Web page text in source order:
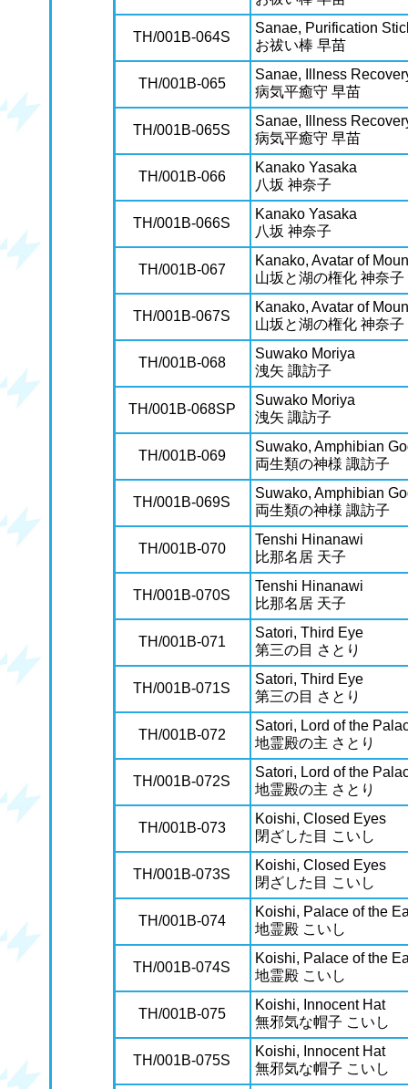
TH/001B-064S
Sanae, Purification
お祓い棒 早苗
TH/001B-065
Sanae, Illness
病気平癒守 早苗
TH/001B-065S
Sanae, Illness
病気平癒守 早苗
TH/001B-066
Kanako Yasaka
八坂 神奈子
TH/001B-066S
Kanako Yasaka
八坂 神奈子
TH/001B-067
Kanako, Avatar of
山坂と湖の権化 神奈子
TH/001B-067S
Kanako, Avatar of
山坂と湖の権化 神奈子
TH/001B-068
Suwako Moriya
洩矢 諏訪子
TH/001B-068SP
Suwako Moriya
洩矢 諏訪子
TH/001B-069
Suwako, Amphibian
両生類の神様 諏訪子
TH/001B-069S
Suwako, Amphibian
両生類の神様 諏訪子
TH/001B-070
Tenshi Hinanawi
比那名居 天子
TH/001B-070S
Tenshi Hinanawi
比那名居 天子
TH/001B-071
Satori, Third Eye
第三の目 さとり
TH/001B-071S
Satori, Third Eye
第三の目 さとり
TH/001B-072
Satori, Lord of the
地霊殿の主 さとり
TH/001B-072S
Satori, Lord of the
地霊殿の主 さとり
TH/001B-073
Koishi, Closed Eyes
閉ざした目 こいし
TH/001B-073S
Koishi, Closed Eyes
閉ざした目 こいし
TH/001B-074
Koishi, Palace of the
地霊殿 こいし
TH/001B-074S
Koishi, Palace of the
地霊殿 こいし
TH/001B-075
Koishi, Innocent Hat
無邪気な帽子 こいし
TH/001B-075S
Koishi, Innocent Hat
無邪気な帽子 こいし